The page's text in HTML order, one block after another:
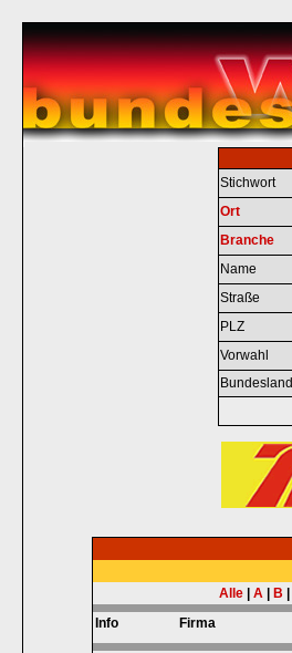
Stichwort
Ort
Branche
Name
Straße
PLZ
Vorwahl
Bundesland
Alle
A B
Info
Firma